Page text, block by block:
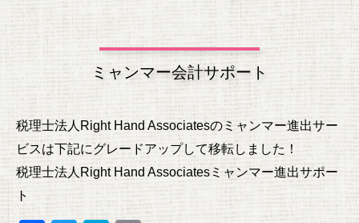
ミャンマー会計サポート
税理士法人Right Hand Associatesのミャンマー進出サー
ビスは下記にグレードアップして移転しました！
税理士法人Right Hand Associatesミャンマー進出サポー
ト